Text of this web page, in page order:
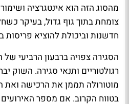
מהסוג הזה הוא אינטגרציה
צומחת בתוך גוף גדול, בעיקר
חדשנות וביכולת להוציא פריסות
הסגירה צפויה ברבעון הרביעי
רגולטוריים ותנאי סגירה. השוק
מוטורולה תממן את הרכישה ואת
בטווח הקרוב. אם מספר